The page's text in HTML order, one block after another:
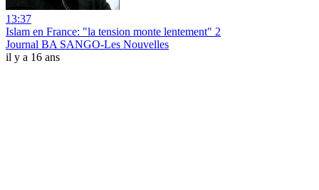
13:37
Islam en France: "la tension monte lentement" 2
Journal BA SANGO-Les Nouvelles
il y a 16 ans